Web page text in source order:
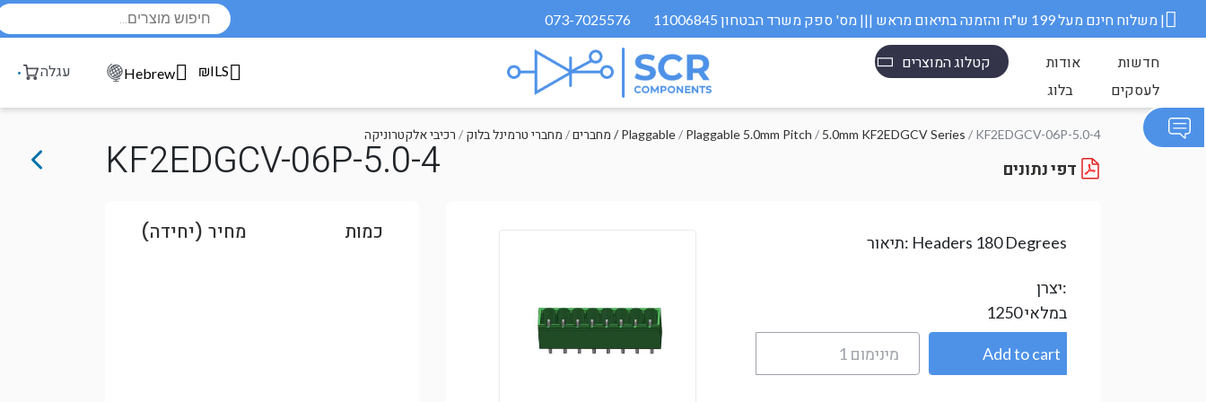
073-7025576 משלוח חינם מעל 199 ש״ח והזמנה בתיאום מראש ||| מס' ספק משרד הבטחון 11006845 |
קטלוג המוצרים אודות
חדשות
בלוג
לעסקים
עגלה Hebrew ₪ILS
רכיבי אלקטרוניקה / מחברי טרמינל בלוק / מחברים / Plaggable/ Plaggable 5.0mm Pitch / 5.0mm KF2EDGCV Series / KF2EDGCV-06P-5.0-4
KF2EDGCV-06P-5.0-4
תיאור: Headers 180 Degrees
יצרן:
1250במלאי
כמות מחיר (יחידה)